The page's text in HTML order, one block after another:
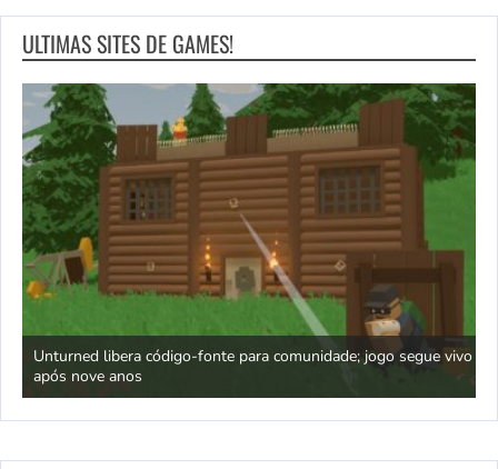
ULTIMAS SITES DE GAMES!
Unturned libera código-fonte para comunidade; jogo segue vivo
após nove anos